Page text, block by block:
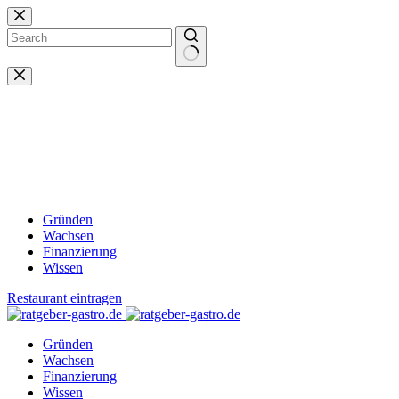
Zum
Inhalt
springen
Keine
Ergebnisse
Gründen
Wachsen
Finanzierung
Wissen
Restaurant eintragen
Gründen
Wachsen
Finanzierung
Wissen